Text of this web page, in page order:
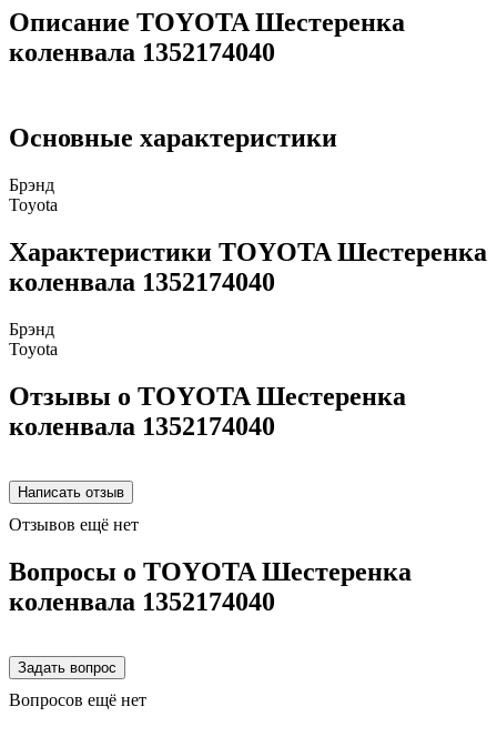
Описание TOYOTA Шестеренка
коленвала 1352174040
Основные характеристики
Брэнд
Toyota
Характеристики TOYOTA Шестеренка
коленвала 1352174040
Брэнд
Toyota
Отзывы о TOYOTA Шестеренка
коленвала 1352174040
Отзывов ещё нет
Вопросы о TOYOTA Шестеренка
коленвала 1352174040
Вопросов ещё нет